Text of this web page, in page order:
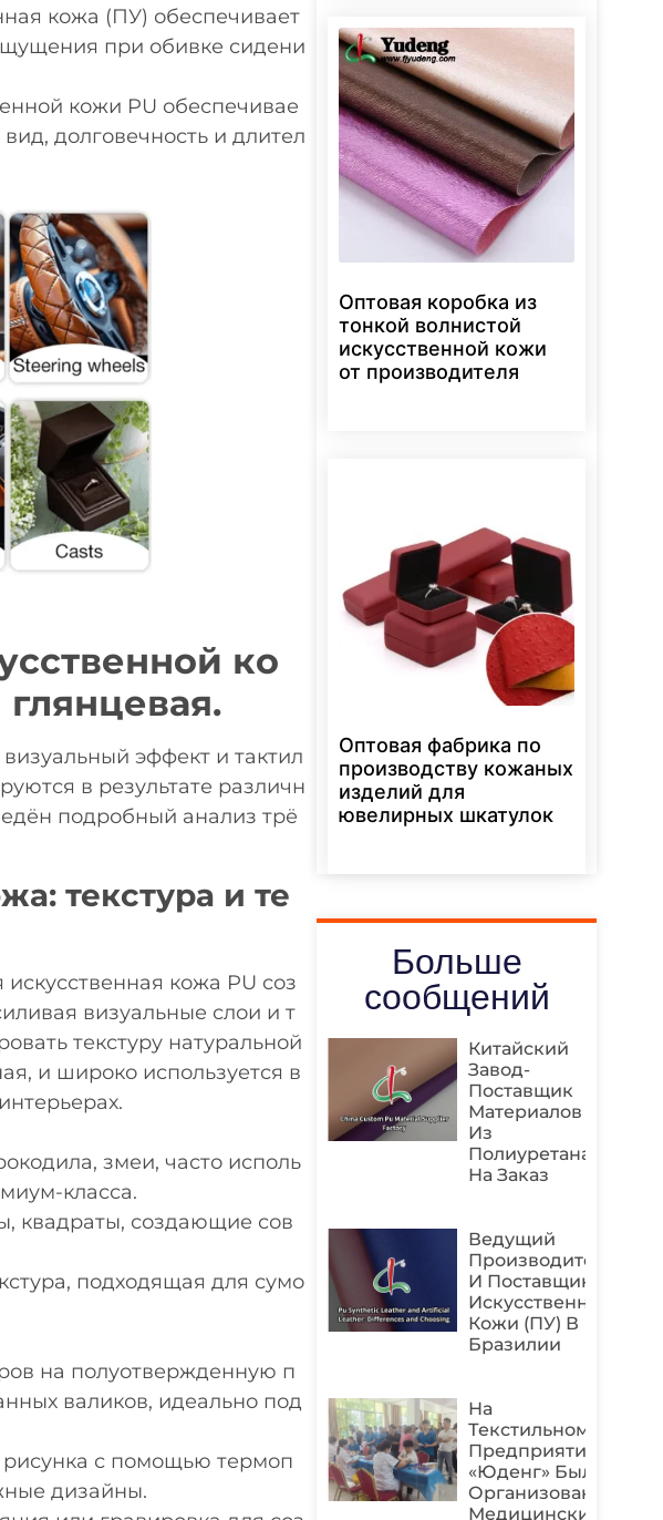
кожа (ПУ) обеспечивает
при обивке сидени
кожи PU обеспечивае
долговечность и длител
ко
эффект и тактил
в результате различн
подробный анализ трё
текстура и те
кожа PU соз
визуальные слои и т
текстуру натуральной
и широко используется в
змеи, часто исполь
класса.
квадраты, создающие сов
подходящая для сумо
на полуотвержденную п
валиков, идеально под
с помощью термоп
дизайны.
Оптовая коробка из
тонкой волнистой
искусственной кожи
от производителя
Оптовая фабрика по
производству кожаных
изделий для
ювелирных шкатулок
Больше
сообщений
Китайский
Завод-
Поставщик
Материалов
Из
Полиуретана
На Заказ
Ведущий
Производитель
И Поставщик
Искусственной
Кожи (ПУ) В
Бразилии
На
Текстильном
Предприятии
«Юденг» Был
Организован
Медицинский